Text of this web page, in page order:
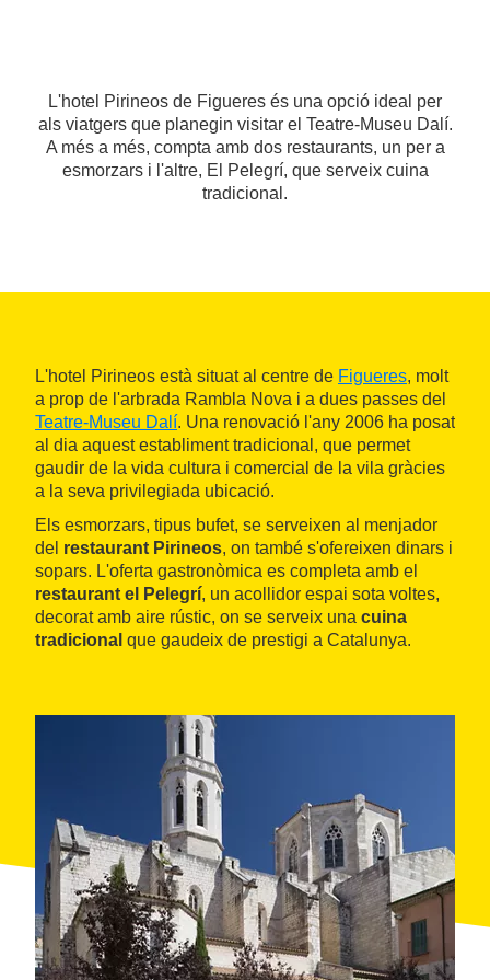
L'hotel Pirineos de Figueres és una opció ideal per
als viatgers que planegin visitar el Teatre-Museu Dalí.
A més a més, compta amb dos restaurants, un per a
esmorzars i l'altre, El Pelegrí, que serveix cuina
tradicional.
L'hotel Pirineos està situat al centre de Figueres, molt
a prop de l'arbrada Rambla Nova i a dues passes del
Teatre-Museu Dalí. Una renovació l'any 2006 ha posat
al dia aquest establiment tradicional, que permet
gaudir de la vida cultura i comercial de la vila gràcies
a la seva privilegiada ubicació.
Els esmorzars, tipus bufet, se serveixen al menjador
del restaurant Pirineos, on també s'ofereixen dinars i
sopars. L'oferta gastronòmica es completa amb el
restaurant el Pelegrí, un acollidor espai sota voltes,
decorat amb aire rústic, on se serveix una cuina
tradicional que gaudeix de prestigi a Catalunya.